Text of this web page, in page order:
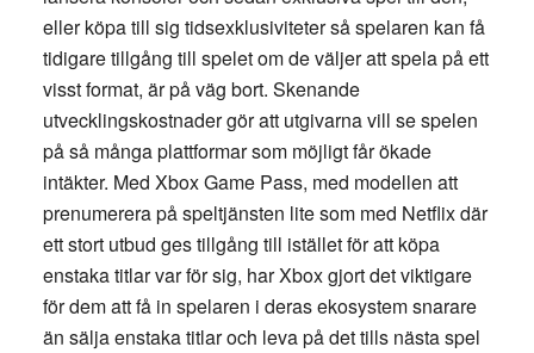
eller köpa till sig tidsexklusiviteter så spelaren kan få
tidigare tillgång till spelet om de väljer att spela på ett
visst format, är på väg bort. Skenande
utvecklingskostnader gör att utgivarna vill se spelen
på så många plattformar som möjligt får ökade
intäkter. Med Xbox Game Pass, med modellen att
prenumerera på speltjänsten lite som med Netflix där
ett stort utbud ges tillgång till istället för att köpa
enstaka titlar var för sig, har Xbox gjort det viktigare
för dem att få in spelaren i deras ekosystem snarare
än sälja enstaka titlar och leva på det tills nästa spel